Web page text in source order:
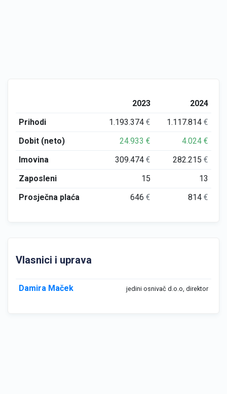
2023
2024
Prihodi
1.193.374€ 1.117.814€
Dobit (neto)
24.933€ 4.024€
Imovina
309.474€ 282.215€
Zaposleni
15
13
Prosječna plaća
646€ 814€
Vlasnici i uprava
Damira Maček jedini osnivač d.o.o, direktor